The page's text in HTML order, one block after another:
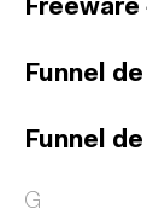
Freeware
Funnel
Funnel
G